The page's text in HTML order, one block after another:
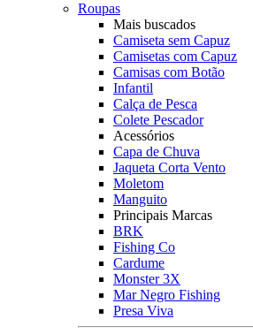
Roupas
Mais buscados
Camiseta sem Capuz
Camisetas com Capuz
Camisas com Botão
Infantil
Calça de Pesca
Colete Pescador
Acessórios
Capa de Chuva
Jaqueta Corta Vento
Moletom
Manguito
Principais Marcas
BRK
Fishing Co
Cardume
Monster 3X
Mar Negro Fishing
Presa Viva